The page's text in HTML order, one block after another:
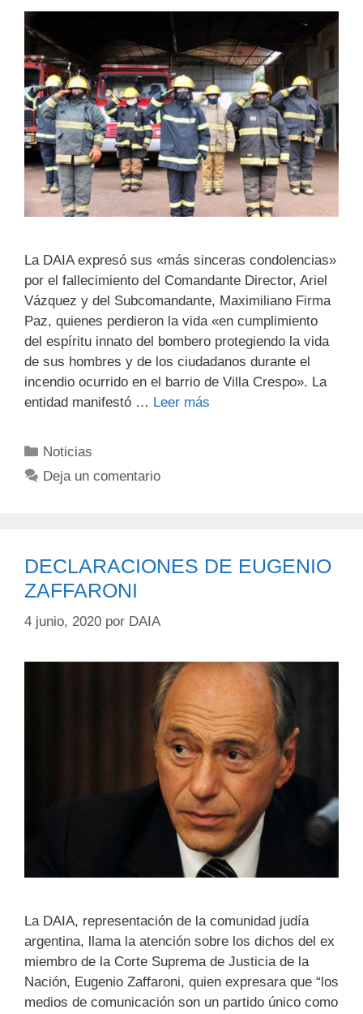
La DAIA expresó sus «más sinceras condolencias»
por el fallecimiento del Comandante Director, Ariel
Vázquez y del Subcomandante, Maximiliano Firma
Paz, quienes perdieron la vida «en cumplimiento
del espíritu innato del bombero protegiendo la vida
de sus hombres y de los ciudadanos durante el
incendio ocurrido en el barrio de Villa Crespo». La
entidad manifestó … Leer más
Noticias
Deja un comentario
DECLARACIONES DE EUGENIO
ZAFFARONI
4 junio, 2020 por DAIA
La DAIA, representación de la comunidad judía
argentina, llama la atención sobre los dichos del ex
miembro de la Corte Suprema de Justicia de la
Nación, Eugenio Zaffaroni, quien expresara que “los
medios de comunicación son un partido único como